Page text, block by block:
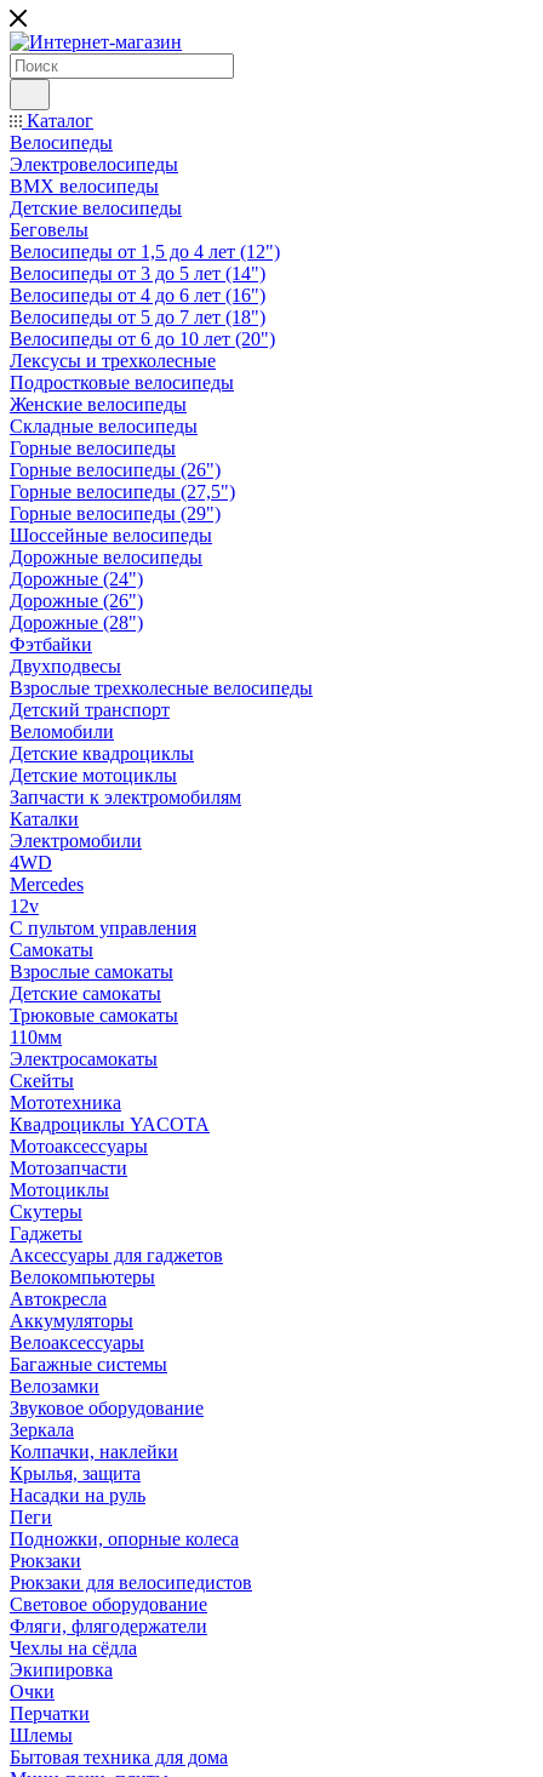
Каталог
Велосипеды
Электровелосипеды
BMX велосипеды
Детские велосипеды
Беговелы
Велосипеды от 1,5 до 4 лет (12")
Велосипеды от 3 до 5 лет (14")
Велосипеды от 4 до 6 лет (16")
Велосипеды от 5 до 7 лет (18")
Велосипеды от 6 до 10 лет (20")
Лексусы и трехколесные
Подростковые велосипеды
Женские велосипеды
Складные велосипеды
Горные велосипеды
Горные велосипеды (26")
Горные велосипеды (27,5")
Горные велосипеды (29")
Шоссейные велосипеды
Дорожные велосипеды
Дорожные (24")
Дорожные (26")
Дорожные (28")
Фэтбайки
Двухподвесы
Взрослые трехколесные велосипеды
Детский транспорт
Веломобили
Детские квадроциклы
Детские мотоциклы
Запчасти к электромобилям
Каталки
Электромобили
4WD
Mercedes
12v
С пультом управления
Самокаты
Взрослые самокаты
Детские самокаты
Трюковые самокаты
110мм
Электросамокаты
Скейты
Мототехника
Квадроциклы YACOTA
Мотоаксессуары
Мотозапчасти
Мотоциклы
Скутеры
Гаджеты
Аксессуары для гаджетов
Велокомпьютеры
Автокресла
Аккумуляторы
Велоаксессуары
Багажные системы
Велозамки
Звуковое оборудование
Зеркала
Колпачки, наклейки
Крылья, защита
Насадки на руль
Пеги
Подножки, опорные колеса
Рюкзаки
Рюкзаки для велосипедистов
Световое оборудование
Фляги, флягодержатели
Чехлы на сёдла
Экипировка
Очки
Перчатки
Шлемы
Бытовая техника для дома